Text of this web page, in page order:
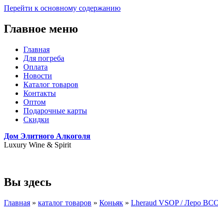
Перейти к основному содержанию
Главное меню
Главная
Для погреба
Оплата
Новости
Каталог товаров
Контакты
Оптом
Подарочные карты
Скидки
Дом Элитного Алкоголя
Luxury Wine & Spirit
Вы здесь
Главная » каталог товаров » Коньяк » Lheraud VSOP / Леро